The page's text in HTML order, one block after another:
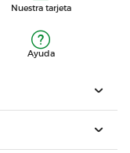
Nuestra tarjeta
Ayuda